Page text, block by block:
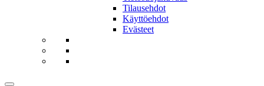
Tilausehdot
Käyttöehdot
Evästeet